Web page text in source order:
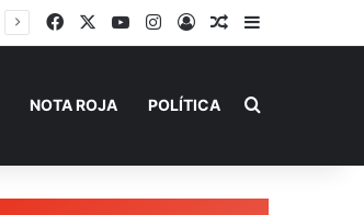
FacebookYouTubeInstagram
AccesoPublicación al
Barra lateral
NOTA ROJA POLÍTICA Buscar por